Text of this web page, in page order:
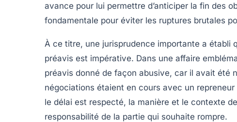
avance pour lui permettre d’anticiper la fin des
fondamentale pour éviter les ruptures brutales
À ce titre, une jurisprudence importante a établi
préavis est impérative. Dans une affaire
préavis donné de façon abusive, car il avait été
négociations étaient en cours avec un
le délai est respecté, la manière et le contexte
responsabilité de la partie qui souhaite rompre.